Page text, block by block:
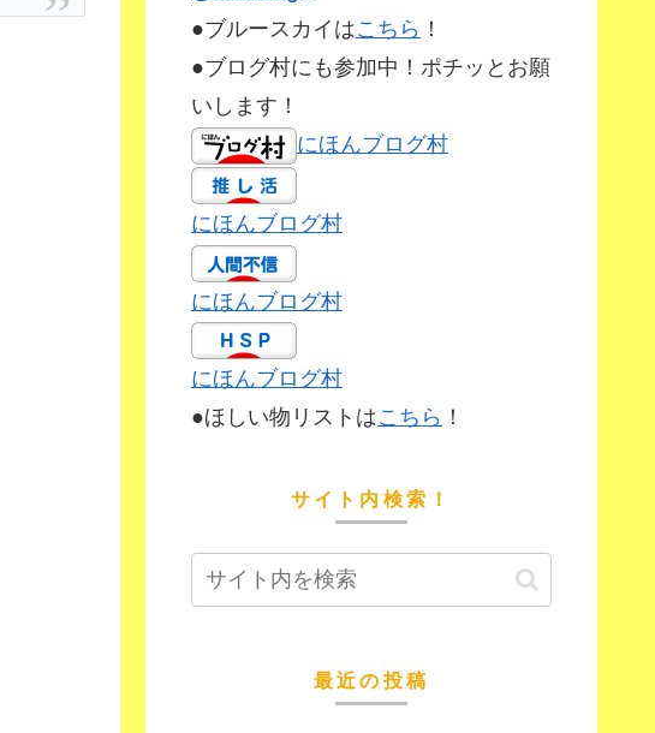
●ブルースカイはこちら ！
●ブログ村にも参加中！ポチッとお願
いします！
にほんブログ村
にほんブログ村
にほんブログ村
にほんブログ村
●ほしい物リストはこちら ！
サイト内検索！
最近の投稿